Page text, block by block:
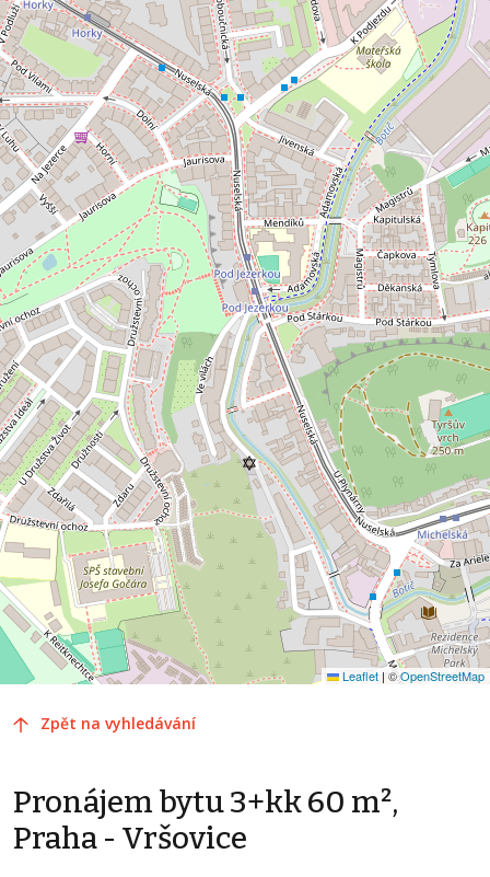
Leaflet | ©OpenStreetMap
Zpět na vyhledávání
Pronájem bytu 3+kk 60 m²,
Praha - Vršovice